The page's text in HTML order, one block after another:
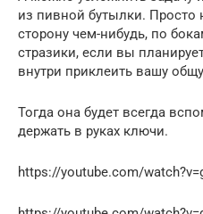
из пивной бутылки.
сторону чем-нибудь, по
стразики, если вы
внутри приклеить вашу
Тогда она будет всегда
держать в руках ключи.
https://youtube.com/